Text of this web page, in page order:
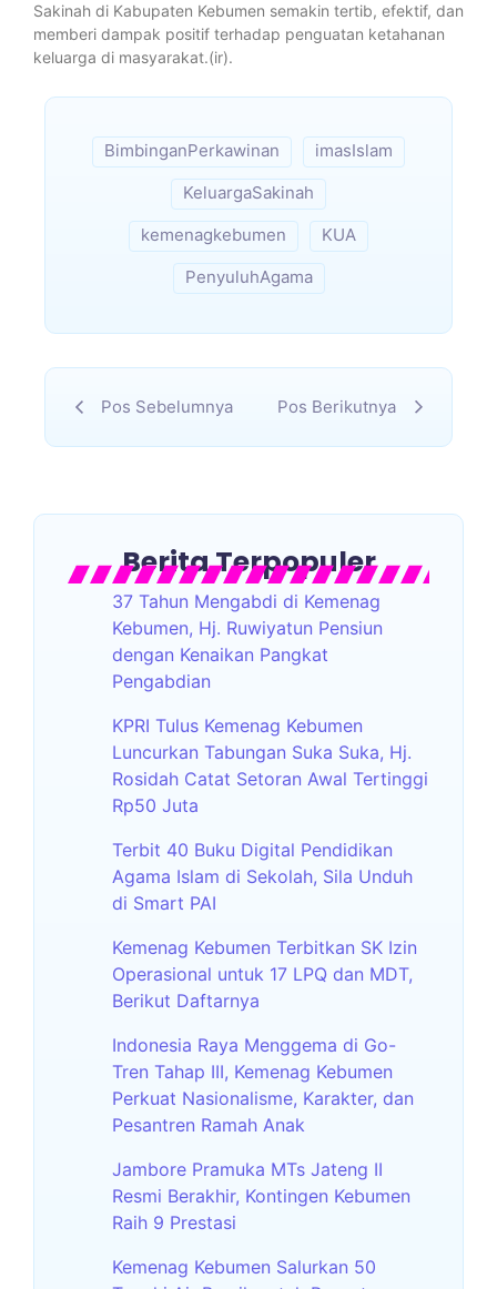
Sakinah di Kabupaten Kebumen semakin tertib, efektif, dan
memberi dampak positif terhadap penguatan ketahanan
keluarga di masyarakat.(ir).
BimbinganPerkawinan
imasIslam
KeluargaSakinah
kemenagkebumen
KUA
PenyuluhAgama
Pos Sebelumnya Pos Berikutnya
Berita Terpopuler
37 Tahun Mengabdi di Kemenag
Kebumen, Hj. Ruwiyatun Pensiun
dengan Kenaikan Pangkat
Pengabdian
KPRI Tulus Kemenag Kebumen
Luncurkan Tabungan Suka Suka, Hj.
Rosidah Catat Setoran Awal Tertinggi
Rp50 Juta
Terbit 40 Buku Digital Pendidikan
Agama Islam di Sekolah, Sila Unduh
di Smart PAI
Kemenag Kebumen Terbitkan SK Izin
Operasional untuk 17 LPQ dan MDT,
Berikut Daftarnya
Indonesia Raya Menggema di Go-
Tren Tahap III, Kemenag Kebumen
Perkuat Nasionalisme, Karakter, dan
Pesantren Ramah Anak
Jambore Pramuka MTs Jateng II
Resmi Berakhir, Kontingen Kebumen
Raih 9 Prestasi
Kemenag Kebumen Salurkan 50